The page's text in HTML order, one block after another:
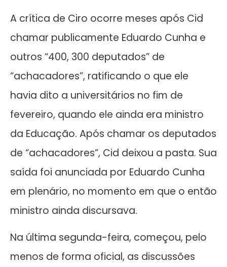
A crítica de Ciro ocorre meses após Cid
chamar publicamente Eduardo Cunha e
outros “400, 300 deputados” de
“achacadores”, ratificando o que ele
havia dito a universitários no fim de
fevereiro, quando ele ainda era ministro
da Educação. Após chamar os deputados
de “achacadores”, Cid deixou a pasta. Sua
saída foi anunciada por Eduardo Cunha
em plenário, no momento em que o então
ministro ainda discursava.
Na última segunda-feira, começou, pelo
menos de forma oficial, as discussões